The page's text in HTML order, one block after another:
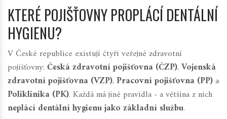
KTERÉ POJIŠŤOVNY PROPLÁCÍ DENTÁLNÍ
HYGIENU?
V České republice existují čtyři veřejné zdravotní
pojišťovny: Česká zdravotní pojišťovna (ČZP), Vojenská
zdravotní pojišťovna (VZP), Pracovní pojišťovna (PP)a
Poliklinika (PK). Každá má jiné pravidla - a většina z nich
neplácí dentální hygienu jako základní službu.